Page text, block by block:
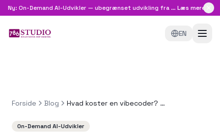
Ny: On-Demand AI-Udvikler — ubegrænset udvikling fra 8.999 kr/md
Læs mere
EN
Forside Blog Hvad koster en vibecoder? Pris-guide for 2026
On-Demand AI-Udvikler